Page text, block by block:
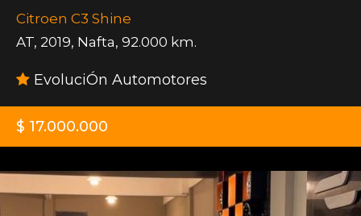
Citroen C3 Shine
AT, 2019, Nafta, 92.000 km.
EvoluciÓn Automotores
$ 17.000.000